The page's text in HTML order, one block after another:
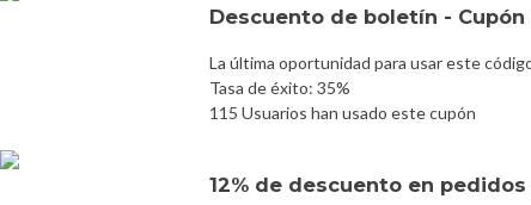
Descuento de boletín -
La última oportunidad para usar este
Tasa de éxito: 35%
115 Usuarios han usado este cupón
12% de descuento en